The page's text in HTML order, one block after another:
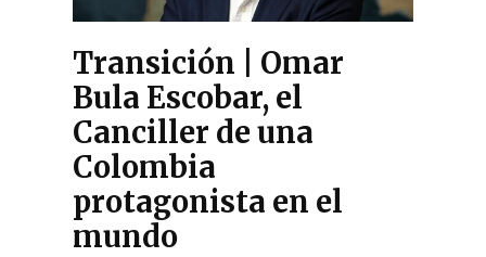
Transición | Omar
Bula Escobar, el
Canciller de una
Colombia
protagonista en el
mundo